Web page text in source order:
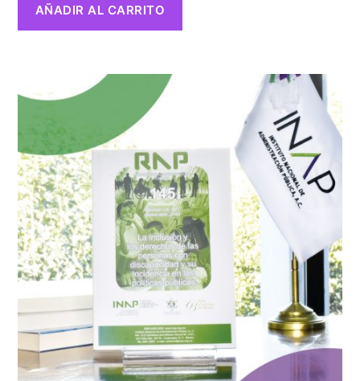
AÑADIR AL CARRITO